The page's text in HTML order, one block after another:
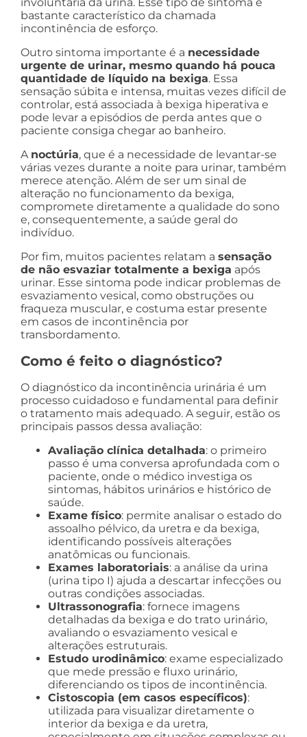
involuntária da urina. Esse tipo de sintoma é
bastante característico da chamada
incontinência de esforço.
Outro sintoma importante é a necessidade
urgente de urinar, mesmo quando há pouca
quantidade de líquido na bexiga. Essa
sensação súbita e intensa, muitas vezes difícil de
controlar, está associada à bexiga hiperativa e
pode levar a episódios de perda antes que o
paciente consiga chegar ao banheiro.
A noctúria, que é a necessidade de levantar-se
várias vezes durante a noite para urinar, também
merece atenção. Além de ser um sinal de
alteração no funcionamento da bexiga,
compromete diretamente a qualidade do sono
e, consequentemente, a saúde geral do
indivíduo.
Por fim, muitos pacientes relatam a sensação
de não esvaziar totalmente a bexiga após
urinar. Esse sintoma pode indicar problemas de
esvaziamento vesical, como obstruções ou
fraqueza muscular, e costuma estar presente
em casos de incontinência por
transbordamento.
Como é feito o diagnóstico?
O diagnóstico da incontinência urinária é um
processo cuidadoso e fundamental para definir
o tratamento mais adequado. A seguir, estão os
principais passos dessa avaliação:
Avaliação clínica detalhada: o primeiro
passo é uma conversa aprofundada com o
paciente, onde o médico investiga os
sintomas, hábitos urinários e histórico de
saúde.
Exame físico: permite analisar o estado do
assoalho pélvico, da uretra e da bexiga,
identificando possíveis alterações
anatômicas ou funcionais.
Exames laboratoriais: a análise da urina
(urina tipo I) ajuda a descartar infecções ou
outras condições associadas.
Ultrassonografia: fornece imagens
detalhadas da bexiga e do trato urinário,
avaliando o esvaziamento vesical e
alterações estruturais.
Estudo urodinâmico: exame especializado
que mede pressão e fluxo urinário,
diferenciando os tipos de incontinência.
Cistoscopia (em casos específicos):
utilizada para visualizar diretamente o
interior da bexiga e da uretra,